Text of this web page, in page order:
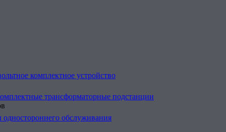
комплектное устройство
трансформаторные подстанции
обслуживания